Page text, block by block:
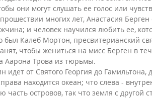
они могут слушать ее голос или
многих лет, Анастасия
и человек научился любить ее,
Калеб Мортон, пресвитерианский
чтобы жениться на мисс Берген в
Аарона Трова из тюрьмы.
идет от Святого Георгия до
находится океан; что слева -
часть островов, так что земля с другой